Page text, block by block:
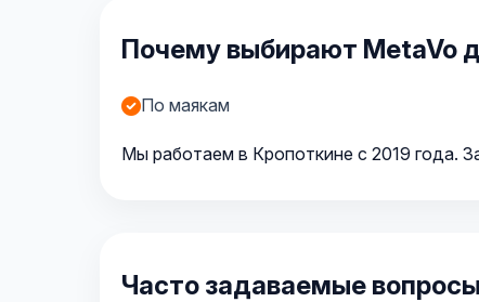
Почему выбирают MetaVo
По маякам
Мы работаем в Кропоткине с 2019 года.
Часто задаваемые